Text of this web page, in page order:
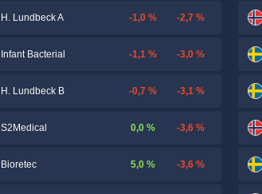
H. Lundbeck A -1,0 % -2,7 %
Infant Bacterial -1,1 % -3,0 %
H. Lundbeck B -0,7 % -3,1 %
S2Medical 0,0 % -3,6 %
Bioretec 5,0 % -3,6 %